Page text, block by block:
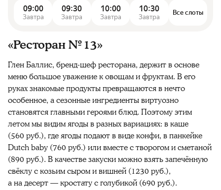
09:00
Завтра
09:30
Завтра
10:00
Завтра
10:30
Завтра
Все слоты
«Ресторан № 13»
Глен Баллис, бренд-шеф ресторана, держит в основе
меню большое уважение к овощам и фруктам. В его
руках знакомые продукты превращаются в нечто
особенное, а сезонные ингредиенты виртуозно
становятся главными героями блюд. Поэтому этим
летом мы видим ягоды в разных вариациях: в каше
(560 руб.), где ягоды подают в виде конфи, в панкейке
Dutch baby (760 руб.) или вместе с творогом и сметаной
(890 руб.). В качестве закуски можно взять запечённую
свёклу с козьим сыром и вишней (1230 руб.),
а на десерт — кростату с голубикой (690 руб.).